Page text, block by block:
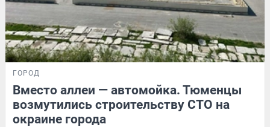
ГОРОД
Вместо аллеи — автомойка. Тюменцы
возмутились строительству СТО на
окраине города